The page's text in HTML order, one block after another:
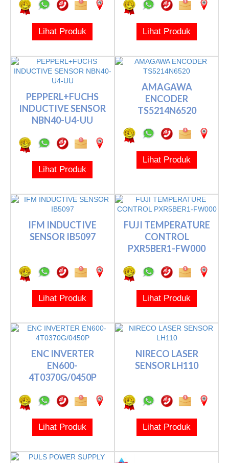
Lihat Produk Lihat Produk
PEPPERL+FUCHS
INDUCTIVE SENSOR
NBN40-U4-UU
Lihat Produk
AMAGAWA
ENCODER
TS5214N6520
Lihat Produk
IFM INDUCTIVE
SENSOR IB5097
Lihat Produk
FUJI TEMPERATURE
CONTROL
PXR5BER1-FW000
Lihat Produk
ENC INVERTER
EN600-
4T0370G/0450P
Lihat Produk
NIRECO LASER
SENSOR LH110
Lihat Produk